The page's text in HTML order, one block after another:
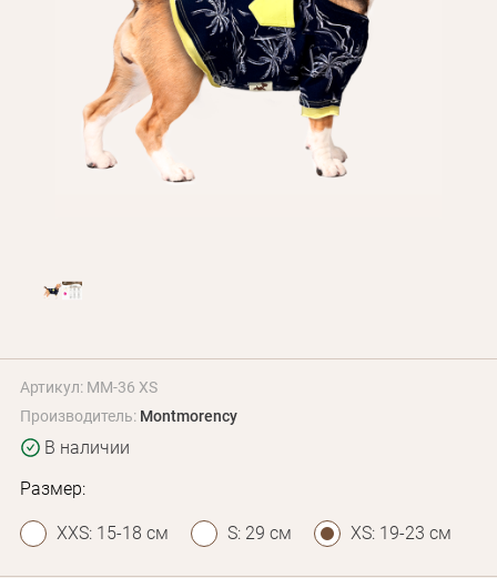
Оплата и доставка
Программа лояльности
Оптовым клиентам
Артикул: MM-36 XS
Производитель: Montmorency
В наличии
Размер:
XXS: 15-18 см S: 29 см XS: 19-23 см